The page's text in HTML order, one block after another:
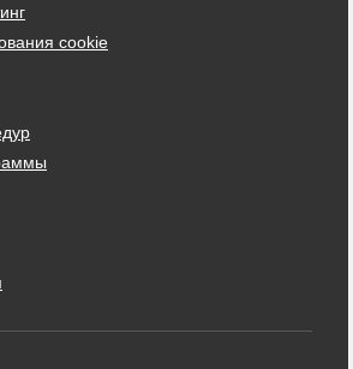
cookie